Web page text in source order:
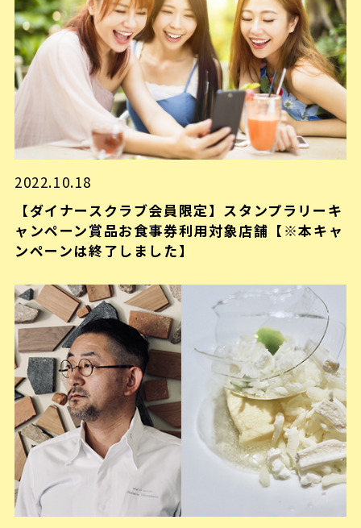
2022.10.18
【ダイナースクラブ会員限定】スタンプラリーキ
ャンペーン賞品お食事券利用対象店舗【※本キャ
ンペーンは終了しました】